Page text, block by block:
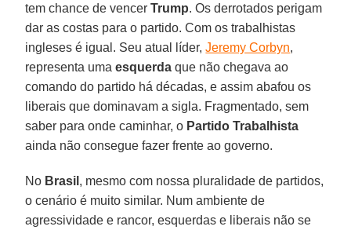
tem chance de vencerTrump. Os derrotados perigam
dar as costas para o partido. Com os trabalhistas
ingleses é igual. Seu atual líder,Jeremy Corbyn,
representa umaesquerda que não chegava ao
comando do partido há décadas, e assim abafou os
liberais que dominavam a sigla. Fragmentado, sem
saber para onde caminhar, o Partido Trabalhista
ainda não consegue fazer frente ao governo.
No Brasil , mesmo com nossa pluralidade de partidos,
o cenário é muito similar. Num ambiente de
agressividade e rancor, esquerdas e liberais não se